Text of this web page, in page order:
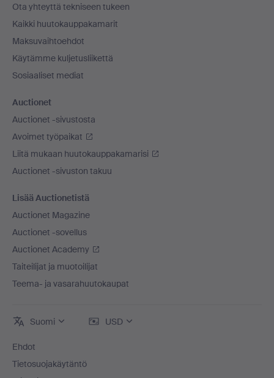
Ota yhteyttä tekniseen tukeen
Kaikki huutokauppakamarit
Maksuvaihtoehdot
Käytämme kuljetusliikettä
Sosiaaliset mediat
Auctionet
Auctionet -sivustosta
Avoimet työpaikat
Liitä mukaan huutokauppakamarisi
Auctionet -sivuston takuu
Lisää Auctionetistä
Auctionet Magazine
Auctionet -sovellus
Auctionet Academy
Taiteilijat ja muotoilijat
Teema- ja vasarahuutokaupat
Suomi USD
Ehdot
Tietosuojakäytäntö